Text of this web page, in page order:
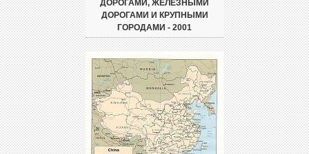
ДОРОГАМИ, ЖЕЛЕЗНЫМИ
ДОРОГАМИ И КРУПНЫМИ
ГОРОДАМИ - 2001